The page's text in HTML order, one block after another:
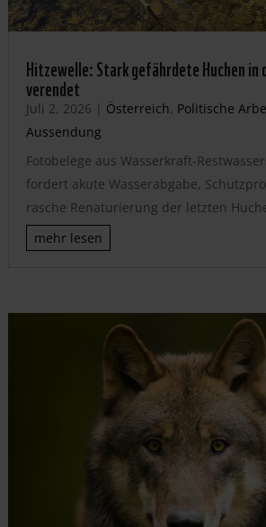
Hitzewelle: Stark gefährdete Huchen in
verendet
Juli 2, 2026 | Österreich, Politische
Aussendung
Fotobelege aus Wasserkraft-
fordert akute Wasserabgabe,
rasche Renaturierung der letzten
mehr lesen